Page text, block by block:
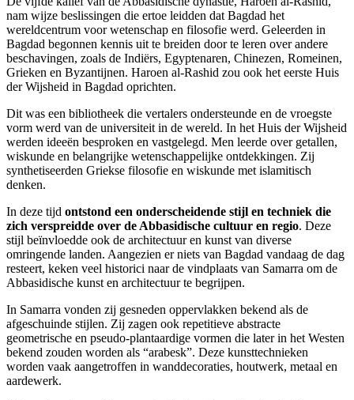
nam wijze beslissingen die ertoe leidden dat Bagdad het
wereldcentrum voor wetenschap en filosofie werd. Geleerden in
Bagdad begonnen kennis uit te breiden door te leren over andere
beschavingen, zoals de Indiërs, Egyptenaren, Chinezen, Romeinen,
Grieken en Byzantijnen. Haroen al-Rashid zou ook het eerste Huis
der Wijsheid in Bagdad oprichten.
Dit was een bibliotheek die vertalers ondersteunde en de vroegste
vorm werd van de universiteit in de wereld. In het Huis der Wijsheid
werden ideeën besproken en vastgelegd. Men leerde over getallen,
wiskunde en belangrijke wetenschappelijke ontdekkingen. Zij
synthetiseerden Griekse filosofie en wiskunde met islamitisch
denken.
In deze tijd ontstond een onderscheidende stijl en techniek die
zich verspreidde over de Abbasidische cultuur en regio. Deze
stijl beïnvloedde ook de architectuur en kunst van diverse
omringende landen. Aangezien er niets van Bagdad vandaag de dag
resteert, keken veel historici naar de vindplaats van Samarra om de
Abbasidische kunst en architectuur te begrijpen.
In Samarra vonden zij gesneden oppervlakken bekend als de
afgeschuinde stijlen. Zij zagen ook repetitieve abstracte
geometrische en pseudo-plantaardige vormen die later in het Westen
bekend zouden worden als “arabesk”. Deze kunsttechnieken
worden vaak aangetroffen in wanddecoraties, houtwerk, metaal en
aardewerk.